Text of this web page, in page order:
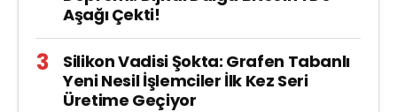
Aşağı Çekti!
Silikon Vadisi Şokta: Grafen Tabanlı
Yeni Nesil İşlemciler İlk Kez Seri
Üretime Geçiyor